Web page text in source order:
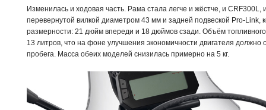
Изменилась и ходовая часть. Рама стала легче и жёстче, и
перевернутой вилкой диаметром 43 мм и задней подвеской Pro-Link,
размерности: 21 дюйм впереди и 18 дюймов сзади. Объём
13 литров, что на фоне улучшения экономичности двигателя должно
пробега. Масса обеих моделей снизилась примерно на 5 кг.